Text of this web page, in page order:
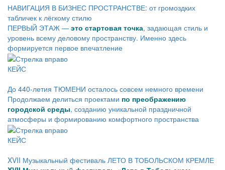
НАВИГАЦИЯ В БИЗНЕС ПРОСТРАНСТВЕ: от громоздких
табличек к лёгкому стилю
ПЕРВЫЙ ЭТАЖ — это стартовая точка, задающая стиль и
уровень всему деловому пространству. Именно здесь
формируется первое впечатление
КЕЙС
До 440-летия ТЮМЕНИ осталось совсем немного времени
Продолжаем делиться проектами по преображению
городской среды, созданию уникальной праздничной
атмосферы и формированию комфортного пространства
КЕЙС
XVII Музыкальный фестиваль ЛЕТО В ТОБОЛЬСКОМ КРЕМЛЕ